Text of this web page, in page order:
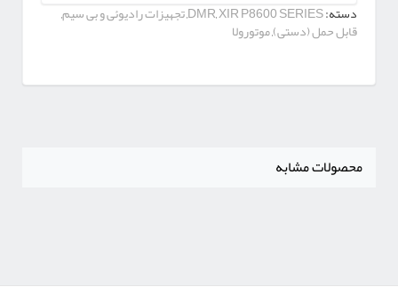
دسته: DMR,XIR P8600 SERIES
,تجهیزات رادیوئی و بی سیم,
قابل حمل (دستی),موتورولا
محصولات مشابه